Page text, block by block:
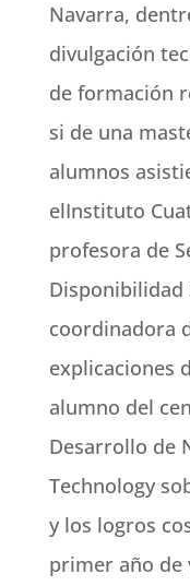
Navarra,
divulgación
de formación
si de una
alumnos
elInstituto
profesora de
Disponibilidad
coordinadora
explicaciones
alumno del
Desarrollo de
Technology
y los logros
primer año de